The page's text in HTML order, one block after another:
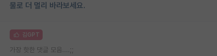
물로 더 멀리 바라보세요.
김GPT
가장 핫한 댓글 모음....;;